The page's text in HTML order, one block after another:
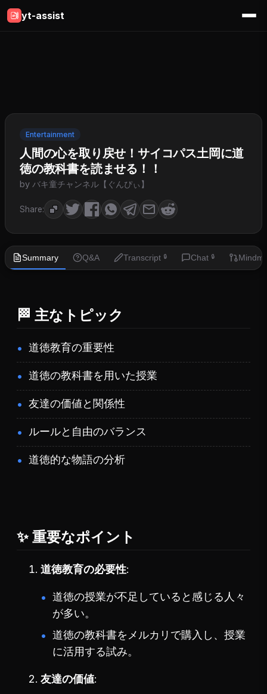
yt-assist
Entertainment
人間の心を取り戻せ！サイコパス土岡に道
徳の教科書を読ませる！！
by バキ童チャンネル【ぐんぴぃ】
Share:
Summary Q&A Transcript 🔒 Chat 🔒
🏁 主なトピック
道徳教育の重要性
道徳の教科書を用いた授業
友達の価値と関係性
ルールと自由のバランス
道徳的な物語の分析
✨ 重要なポイント
道徳教育の必要性
道徳の授業が不足していると感じる人々
が多い。
道徳の教科書をメルカリで購入し、授業
に活用する試み。
友達の価値